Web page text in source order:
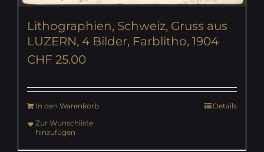
Lithographien, Schweiz, Gruss aus
LUZERN, 4 Bilder, Farblitho, 1904
CHF 25.00
In den Warenkorb
Details
Zur Wunschliste
hinzufügen